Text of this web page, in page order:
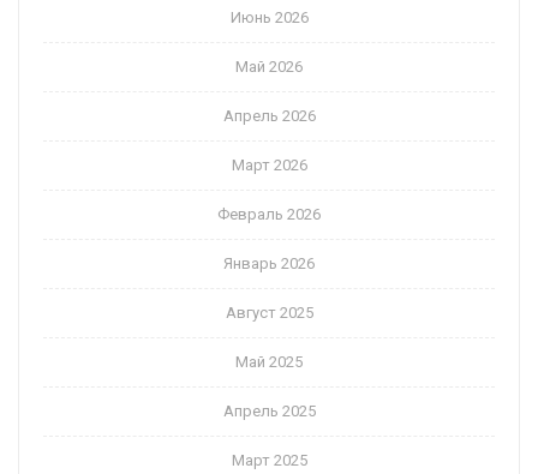
Июнь 2026
Май 2026
Апрель 2026
Март 2026
Февраль 2026
Январь 2026
Август 2025
Май 2025
Апрель 2025
Март 2025